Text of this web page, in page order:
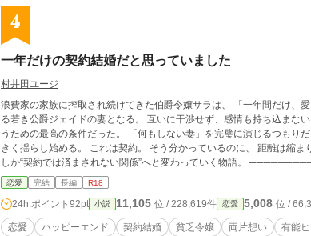
4
一年だけの契約結婚だと思っていました
村井田ユージ
浪費家の家族に搾取され続けてきた伯爵令嬢サラは、 「一年間だけ、
る若き公爵ジェイドの妻となる。 互いに干渉せず、感情も持ち込まない。 報酬は十年分の生活費──それはサラにとって、 自由を買
うための最高の条件だった。 「何もしない妻」を完璧に演じるつもりだったはずが、 舞踏会で見せた彼女の佇まいは、公爵の心を大
きく揺らし始める。 これは契約。 そう分かっているのに、 距離は縮まり、視線は熱を帯びていき──。 愛のないはずの結婚が、 いつ
しか“契約では済まされない
恋愛 完結 長編 R18
24h.ポイント 92pt 小説 11,105 位 / 228,619件 恋愛 5,008 位 /
恋愛 ハッピーエンド 契約結婚 貧乏令嬢 両片想い 有能